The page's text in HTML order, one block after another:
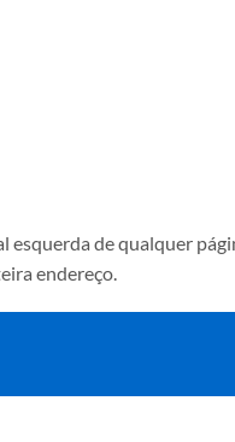
de qualquer
endereço.